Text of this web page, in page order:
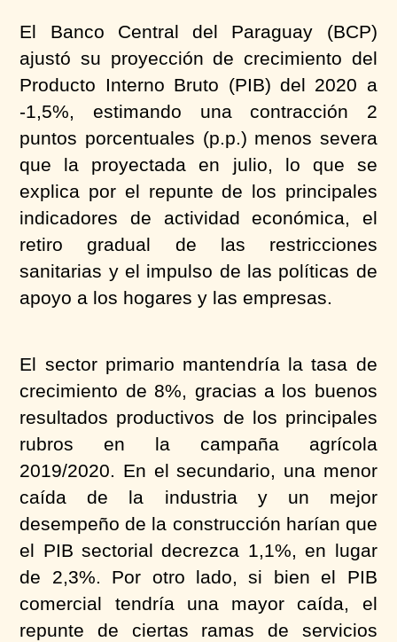
El Banco Central del Paraguay (BCP)
ajustó su proyección de crecimiento del
Producto Interno Bruto (PIB) del 2020 a
-1,5%, estimando una contracción 2
puntos porcentuales (p.p.) menos severa
que la proyectada en julio, lo que se
explica por el repunte de los principales
indicadores de actividad económica, el
retiro gradual de las restricciones
sanitarias y el impulso de las políticas de
apoyo a los hogares y las empresas.
El sector primario mantendría la tasa de
crecimiento de 8%, gracias a los buenos
resultados productivos de los principales
rubros en la campaña agrícola
2019/2020. En el secundario, una menor
caída de la industria y un mejor
desempeño de la construcción harían que
el PIB sectorial decrezca 1,1%, en lugar
de 2,3%. Por otro lado, si bien el PIB
comercial tendría una mayor caída, el
repunte de ciertas ramas de servicios